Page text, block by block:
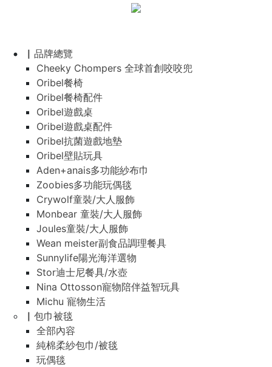
▏品牌總覽
Cheeky Chompers 全球首創咬咬兜
Oribel餐椅
Oribel餐椅配件
Oribel遊戲桌
Oribel遊戲桌配件
Oribel抗菌遊戲地墊
Oribel壁貼玩具
Aden+anais多功能紗布巾
Zoobies多功能玩偶毯
Crywolf童裝/大人服飾
Monbear 童裝/大人服飾
Joules童裝/大人服飾
Wean meister副食品調理餐具
Sunnylife陽光海洋選物
Stor迪士尼餐具/水壺
Nina Ottosson寵物陪伴益智玩具
Michu 寵物生活
▏包巾被毯
全部內容
純棉柔紗包巾/被毯
玩偶毯